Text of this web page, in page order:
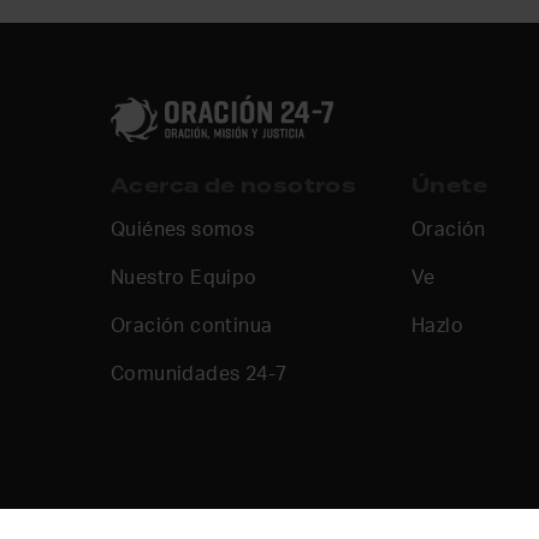
Quiénes somos
Nuestro Equipo
Oración continua
Comunidades 24-7
Oración
Ve
Hazlo